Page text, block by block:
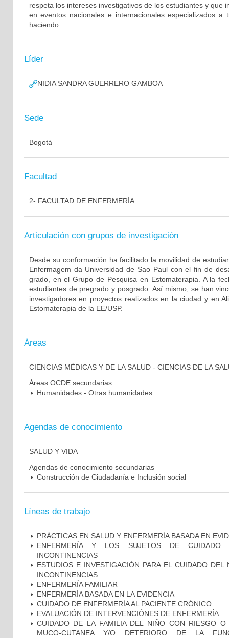
respeta los intereses investigativos de los estudiantes y que
en eventos nacionales e internacionales especializados a
haciendo.
Líder
NIDIA SANDRA GUERRERO GAMBOA
Sede
Bogotá
Facultad
2- FACULTAD DE ENFERMERÍA
Articulación con grupos de investigación
Desde su conformación ha facilitado la movilidad de
Enfermagem da Universidad de Sao Paul con el fin de
grado, en el Grupo de Pesquisa en Estomaterapia. A la
estudiantes de pregrado y posgrado. Así mismo, se han
investigadores en proyectos realizados en la ciudad y en
Estomaterapia de la EE/USP.
Áreas
CIENCIAS MÉDICAS Y DE LA SALUD - CIENCIAS DE LA
Áreas OCDE secundarias
Humanidades - Otras humanidades
Agendas de conocimiento
SALUD Y VIDA
Agendas de conocimiento secundarias
Construcción de Ciudadanía e Inclusión social
Líneas de trabajo
PRÁCTICAS EN SALUD Y ENFERMERÍA BASADA EN
ENFERMERÍA Y LOS SUJETOS DE CUIDADO
INCONTINENCIAS
ESTUDIOS E INVESTIGACIÓN PARA EL CUIDADO
INCONTINENCIAS
ENFERMERÍA FAMILIAR
ENFERMERÍA BASADA EN LA EVIDENCIA
CUIDADO DE ENFERMERÍA AL PACIENTE CRÓNICO
EVALUACIÓN DE INTERVENCIÓNES DE ENFERMERÍA
CUIDADO DE LA FAMILIA DEL NIÑO CON RIESGO
MUCO-CUTANEA Y/O DETERIORO DE LA